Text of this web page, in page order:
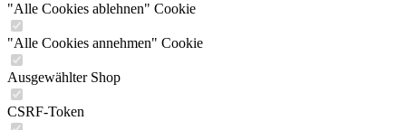
"Alle Cookies ablehnen" Cookie
"Alle Cookies annehmen" Cookie
Ausgewählter Shop
CSRF-Token